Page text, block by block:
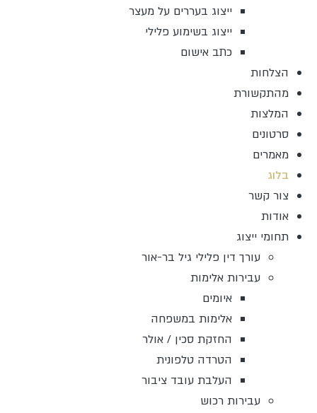
ייצוג בעררים על מעצר
ייצוג בשימוע פלילי
כתב אישום
הצלחות
מהתקשורת
המלצות
סרטונים
מאמרים
בלוג
צור קשר
אודות
תחומי ייצוג
עורך דין פלילי גיל בר-אור
עבירות אלימות
איומים
אלימות במשפחה
החזקת סכין / אולר
הטרדה טלפונית
העלבת עובד ציבור
עבירות רכוש